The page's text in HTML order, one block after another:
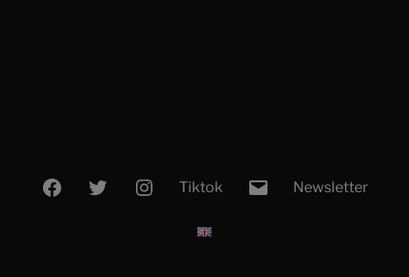
FacebookTwitter Instagram
Tiktok Newsletter